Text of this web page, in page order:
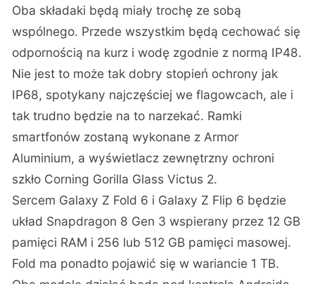
Oba składaki będą miały trochę ze sobą
wspólnego. Przede wszystkim będą cechować się
odpornością na kurz i wodę zgodnie z normą IP48.
Nie jest to może tak dobry stopień ochrony jak
IP68, spotykany najczęściej we flagowcach, ale i
tak trudno będzie na to narzekać. Ramki
smartfonów zostaną wykonane z Armor
Aluminium, a wyświetlacz zewnętrzny ochroni
szkło Corning Gorilla Glass Victus 2.
Sercem Galaxy Z Fold 6 i Galaxy Z Flip 6 będzie
układ Snapdragon 8 Gen 3 wspierany przez 12 GB
pamięci RAM i 256 lub 512 GB pamięci masowej.
Fold ma ponadto pojawić się w wariancie 1 TB.